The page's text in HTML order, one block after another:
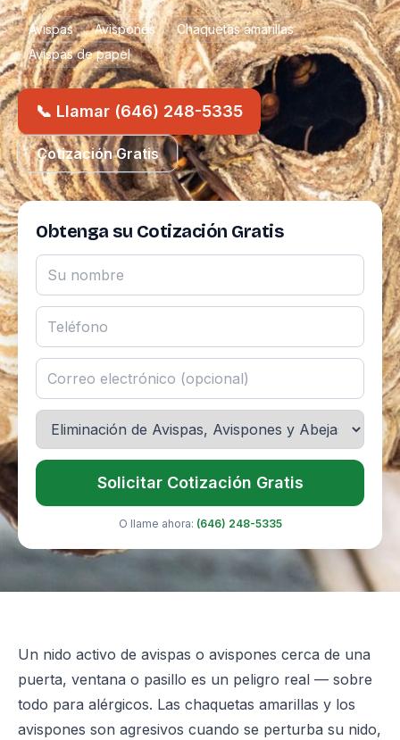
Avispas Avispones
Chaquetas amarillas
Avispas de papel
📞 Llamar (646) 248-5335
Cotización Gratis
Obtenga su Cotización Gratis
Solicitar Cotización Gratis
O llame ahora: (646) 248-5335
Un nido activo de avispas o avispones cerca de una
puerta, ventana o pasillo es un peligro real — sobre
todo para alérgicos. Las chaquetas amarillas y los
avispones son agresivos cuando se perturba su nido,